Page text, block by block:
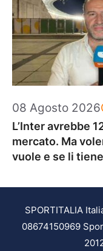
08 Agosto 2026
L’Inter avrebbe
mercato. Ma
vuole e se li
SPORTITALIA
08674150969